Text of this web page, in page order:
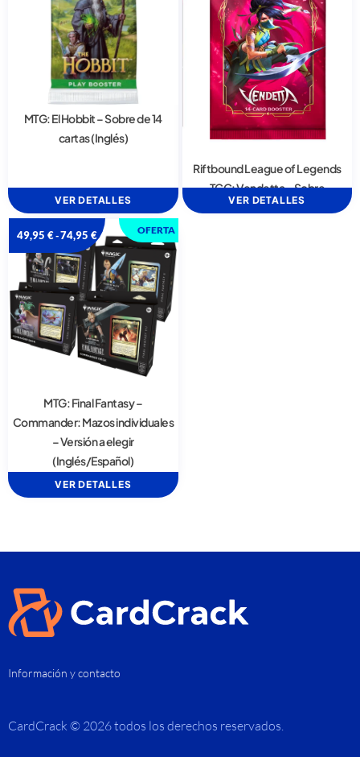
MTG: El Hobbit – Sobre de 14
cartas (Inglés)
VER DETALLES
Riftbound League of Legends
TCG: Vendetta – Sobre
VER DETALLES
OFERTA
49,95 €-74,95 €
MTG: Final Fantasy –
Commander: Mazos individuales
– Versión a elegir
(Inglés/Español)
VER DETALLES
Información y contacto
CardCrack © 2026 todos los derechos reservados.